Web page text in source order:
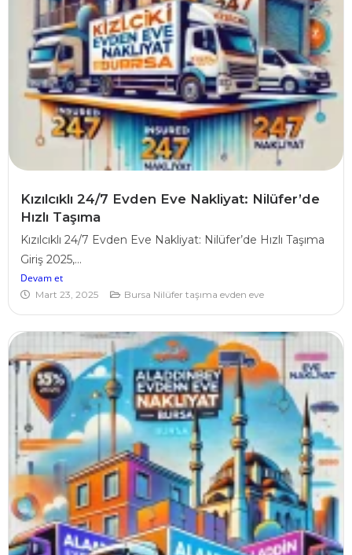
Kızılcıklı 24/7 Evden Eve Nakliyat: Nilüfer’de
Hızlı Taşıma
Kızılcıklı 24/7 Evden Eve Nakliyat: Nilüfer’de Hızlı Taşıma
Giriş 2025,...
Devam et
Mart 23, 2025 Bursa Nilüfer taşıma evden eve